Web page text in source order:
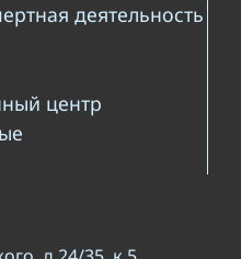
деятельность
центр